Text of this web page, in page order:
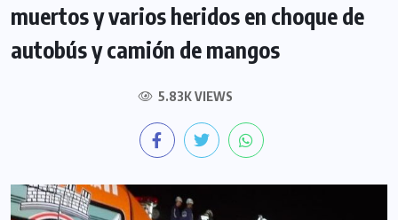
muertos y varios heridos en choque de
autobús y camión de mangos
5.83K VIEWS